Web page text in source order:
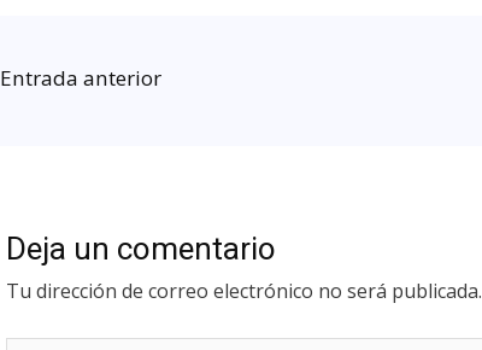
Entrada anterior
Deja un comentario
Tu dirección de correo electrónico no será publicada.